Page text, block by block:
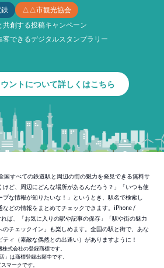
△△市観光協会
創する投稿キャンペーン
できるデジタルスタンプラリー
ントについて詳しくはこちら
国すべての鉄道駅と周辺の街の魅力を発見できる無料サ
けど、周辺にどんな場所があるんだろう？」「いつも使
な情報が知りたいな！」というとき、駅名で検索し
などの情報をまとめてチェックできます。iPhone /
ば、「お気に入りの駅や記事の保存」「駅や街の魅力
チェックイン」も楽しめます。全国の駅と街で、あな
ィ（素敵な偶然との出逢い）がありますように！
式会社の登録商標です。
」は商標登録出願中です。
マークです。